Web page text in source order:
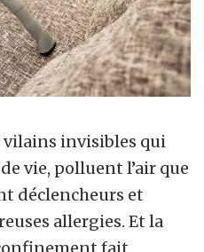
vilains invisibles qui
vie, polluent l’air que
déclencheurs et
allergies. Et la
fait